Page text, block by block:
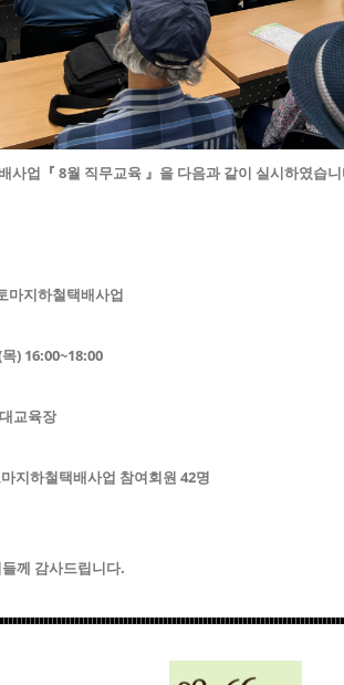
사업 『 8월 직무교육 』을 다음과 같이 실시하였습
마지하철택배사업
) 16:00~18:00
교육장
지하철택배사업 참여회원 42명
께 감사드립니다.